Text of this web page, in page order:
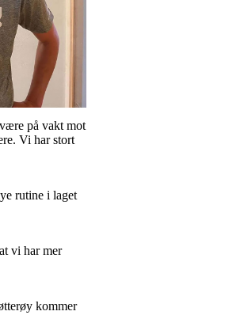
på vakt mot
Vi har stort
rutine i laget
vi har mer
kommer